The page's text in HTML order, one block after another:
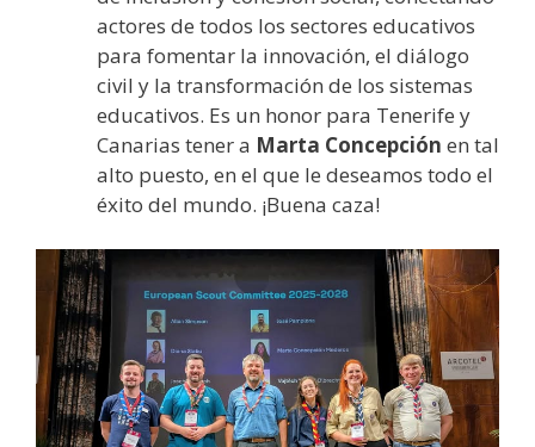
actores de todos los sectores educativos
para fomentar la innovación, el diálogo
civil y la transformación de los sistemas
educativos. Es un honor para Tenerife y
Canarias tener a Marta Concepción en tal
alto puesto, en el que le deseamos todo el
éxito del mundo. ¡Buena caza!